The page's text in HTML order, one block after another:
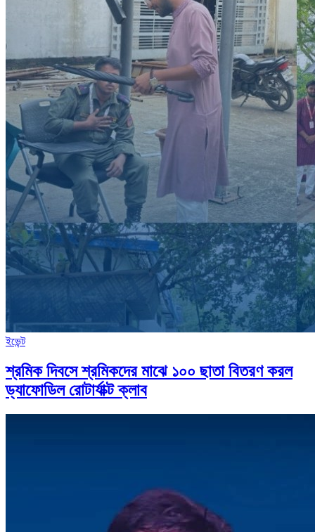
ইভেন্ট
শ্রমিক দিবসে শ্রমিকদের মাঝে ১০০ ছাতা বিতরণ করল
ড্যাফোডিল রোটার্যাক্ট ক্লাব